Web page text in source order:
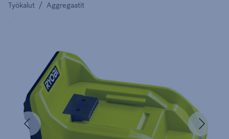
Työkalut / Aggregaatit
Yksityiskohtainen kuvaus löytyy Tuotteen kuvaus -
Edellinen